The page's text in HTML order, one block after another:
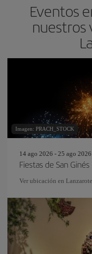
Eventos
nuestros
Imagen: PRACH_STOCK
14 ago 2026 - 25 ago 2026
Fiestas de San Ginés
Ver ubicación en Lanzarote